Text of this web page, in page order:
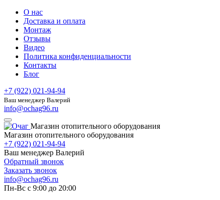
О нас
Доставка и оплата
Монтаж
Отзывы
Видео
Политика конфиденциальности
Контакты
Блог
+7 (922) 021-94-94
Ваш менеджер Валерий
info@ochag96.ru
Магазин отопительного оборудования
Магазин отопительного оборудования
+7 (922) 021-94-94
Ваш менеджер Валерий
Обратный звонок
Заказать звонок
info@ochag96.ru
Пн-Вс с 9:00 до 20:00